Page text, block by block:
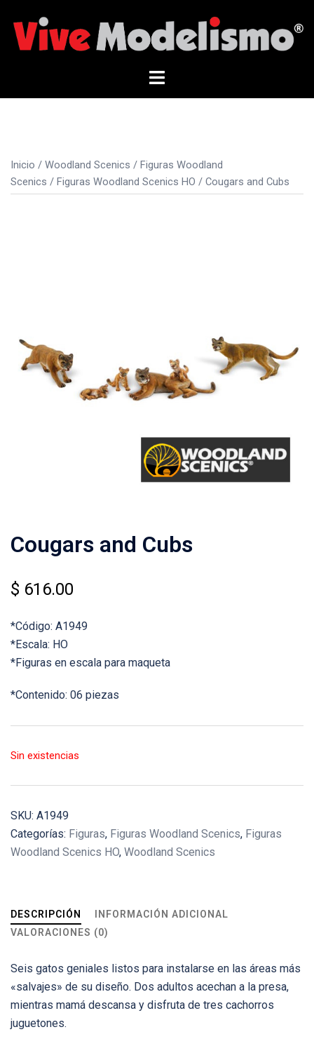
contenido
Alternar
Inicio / Woodland Scenics / Figuras Woodland
Scenics / Figuras Woodland Scenics HO / Cougars and Cubs
Cougars and Cubs
$ 616.00
*Código: A1949
*Escala: HO
*Figuras en escala para maqueta
*Contenido: 06 piezas
Sin existencias
SKU: A1949
Categorías: Figuras, Figuras Woodland Scenics, Figuras
Woodland Scenics HO, Woodland Scenics
DESCRIPCIÓN
INFORMACIÓN ADICIONAL
VALORACIONES (0)
Seis gatos geniales listos para instalarse en las áreas más
«salvajes» de su diseño. Dos adultos acechan a la presa,
mientras mamá descansa y disfruta de tres cachorros
juguetones.